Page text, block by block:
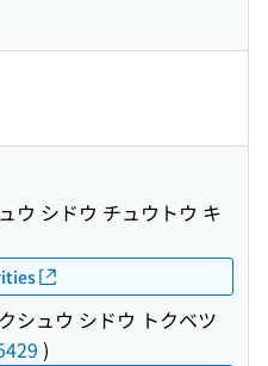
ウ シドウ チュウトウ キ
シュウ シドウ トクベツ
)